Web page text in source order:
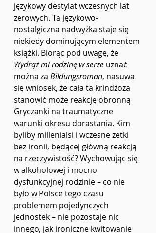
językowy destylat wczesnych lat
zerowych. Ta językowo-
nostalgiczna nadwyżka staje się
niekiedy dominującym elementem
książki. Biorąc pod uwagę, że
Wydrąż mi rodzinę w serze uznać
można za Bildungsroman, nasuwa
się wniosek, że cała ta krindżoza
stanowić może reakcję obronną
Gryczanki na traumatyczne
warunki okresu dorastania. Kim
byliby millenialsi i wczesne zetki
bez ironii, będącej główną reakcją
na rzeczywistość? Wychowując się
w alkoholowej i mocno
dysfunkcyjnej rodzinie – co nie
było w Polsce tego czasu
problemem pojedynczych
jednostek – nie pozostaje nic
innego, jak ironiczne kwitowanie